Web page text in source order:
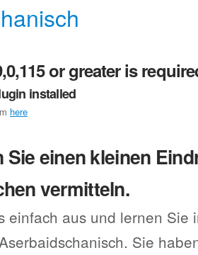
or greater is
installed
here
Sie einen kleinen
vermitteln.
einfach aus und lernen
Sie